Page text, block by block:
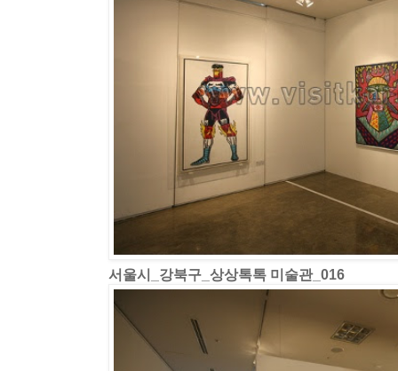
서울시_강북구_상상톡톡 미술관_016